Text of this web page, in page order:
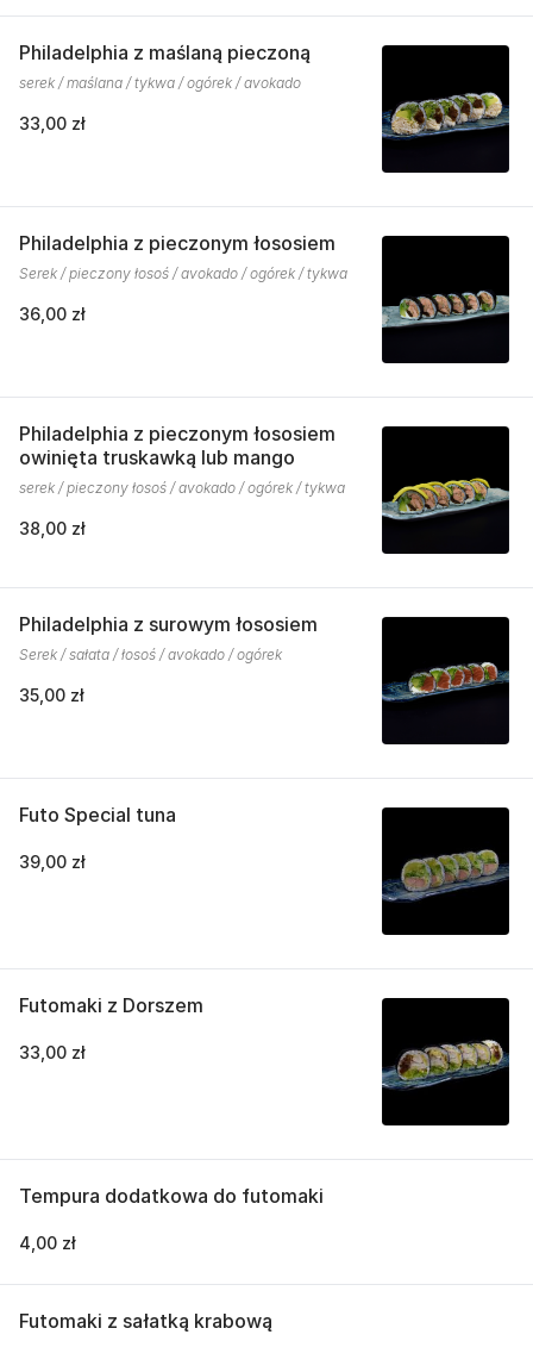
Philadelphia z maślaną pieczoną
serek / maślana / tykwa / ogórek / avokado
33,00 zł
Philadelphia z pieczonym łososiem
Serek / pieczony łosoś / avokado / ogórek / tykwa
36,00 zł
Philadelphia z pieczonym łososiem
owinięta truskawką lub mango
serek / pieczony łosoś / avokado / ogórek / tykwa
38,00 zł
Philadelphia z surowym łososiem
Serek / sałata / łosoś / avokado / ogórek
35,00 zł
Futo Special tuna
39,00 zł
Futomaki z Dorszem
33,00 zł
Tempura dodatkowa do futomaki
4,00 zł
Futomaki z sałatką krabową